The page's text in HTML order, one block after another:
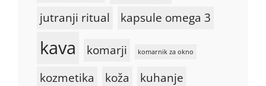
jutranji ritual kapsule omega 3
kava komarji komarnik za okno
kozmetika koža kuhanje